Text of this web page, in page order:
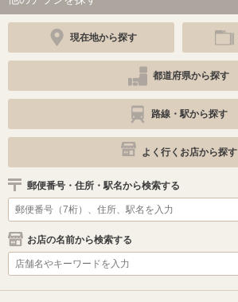
現在地から探す
都道府県から探す
路線・駅から探す
よく行くお店から探す
郵便番号・住所・駅名から検索する
お店の名前から検索する